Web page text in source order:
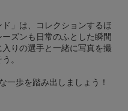
」は、コレクションするほ
ズンも日常のふとした瞬間
りの選手と一緒に写真を撮
。
一歩を踏み出しましょう！